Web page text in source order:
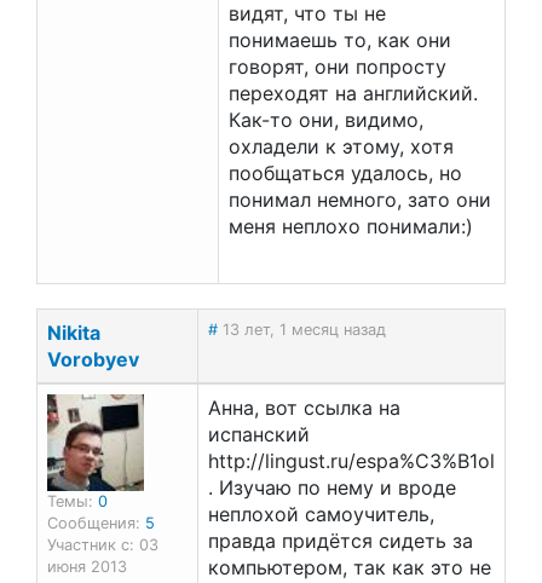
видят, что ты не
понимаешь то, как они
говорят, они попросту
переходят на английский.
Как-то они, видимо,
охладели к этому, хотя
пообщаться удалось, но
понимал немного, зато они
меня неплохо понимали:)
Nikita
Vorobyev
# 13 лет, 1 месяц назад
Темы: 0
Сообщения: 5
Участник с: 03
июня 2013
Анна, вот ссылка на
испанский
http://lingust.ru/espa%C3%B1ol
. Изучаю по нему и вроде
неплохой самоучитель,
правда придётся сидеть за
компьютером, так как это не